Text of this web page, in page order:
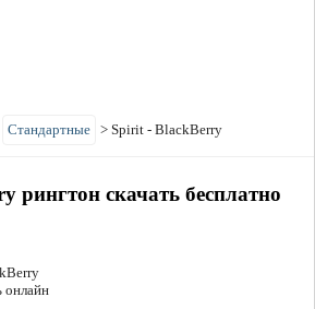
Стандартные > Spirit - BlackBerry
рингтон скачать бесплатно
онлайн